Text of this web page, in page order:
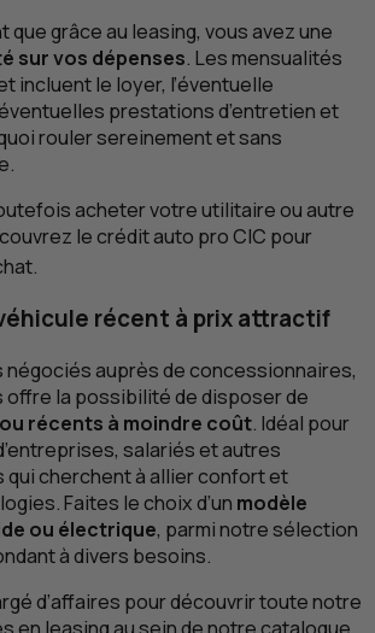
que grâce au leasing, vous avez une
sur vos dépenses. Les mensualités
incluent le loyer, l’éventuelle
prestations d’entretien et
rouler sereinement et sans
acheter votre utilitaire ou autre
le crédit auto proCIC pour
récent à prix attractif
négociés auprès de concessionnaires,
offre la possibilité de disposer de
récents à moindre coût. Idéal pour
salariés et autres
cherchent à allier confort et
Faites le choix d’un modèle
ou électrique, parmi notre sélection
à divers besoins.
d’affaires pour découvrir toute notre